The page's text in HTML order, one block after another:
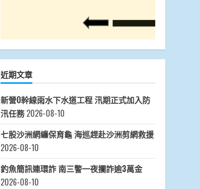
近期文章
新營O幹線雨水下水道工程 汛期正式加入防
汛任務 2026-08-10
七股沙洲網纏保育龜 海巡趕赴沙洲剪網救援
2026-08-10
釣魚簡訊連環詐 南三警一夜攔詐逾3萬金
2026-08-10